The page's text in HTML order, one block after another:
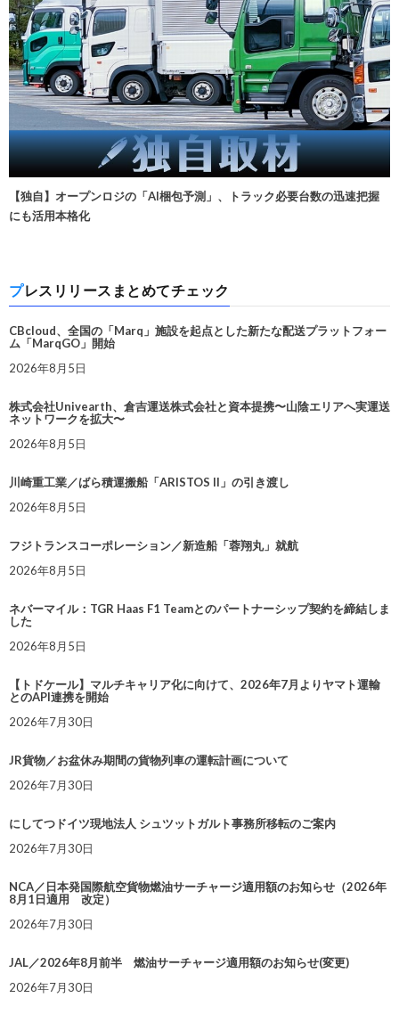
【独自】オープンロジの「AI梱包予測」、トラック必要台数の迅速把握
にも活用本格化
プレスリリースまとめてチェック
CBcloud、全国の「Marq」施設を起点とした新たな配送プラットフォー
ム「MarqGO」開始
2026年8月5日
株式会社Univearth、倉吉運送株式会社と資本提携〜山陰エリアへ実運送
ネットワークを拡大〜
2026年8月5日
川崎重工業／ばら積運搬船「ARISTOS II」の引き渡し
2026年8月5日
フジトランスコーポレーション／新造船「蓉翔丸」就航
2026年8月5日
ネバーマイル：TGR Haas F1 Teamとのパートナーシップ契約を締結しま
した
2026年8月5日
【トドケール】マルチキャリア化に向けて、2026年7月よりヤマト運輸
とのAPI連携を開始
2026年7月30日
JR貨物／お盆休み期間の貨物列車の運転計画について
2026年7月30日
にしてつドイツ現地法人 シュツットガルト事務所移転のご案内
2026年7月30日
NCA／日本発国際航空貨物燃油サーチャージ適用額のお知らせ（2026年
8月1日適用 改定）
2026年7月30日
JAL／2026年8月前半 燃油サーチャージ適用額のお知らせ(変更)
2026年7月30日